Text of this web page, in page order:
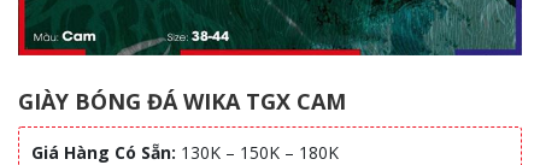
GIÀY BÓNG ĐÁ WIKA TGX CAM
Giá Hàng Có Sẵn: 130K – 150K – 180K